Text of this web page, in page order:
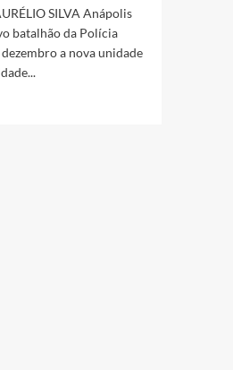
SILVA Anápolis
batalhão da Polícia
a nova unidade